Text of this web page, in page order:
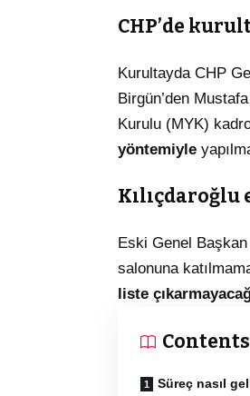
CHP’de
Kurultayda CHP
Birgün’den
Kurulu (MYK)
yöntemiyle
Eski Genel
salonuna
liste
Contents
Süreç nasıl